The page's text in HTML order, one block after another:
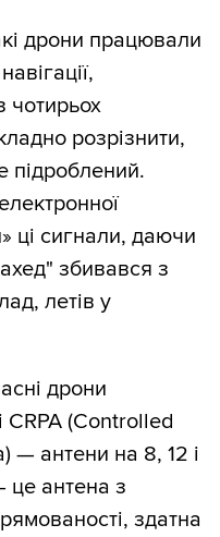
дрони працювали
чотирьох
розрізнити,
підроблений.
ці сигнали, даючи
збивався з
летів у
дрони
CRPA (Controlled
— антени на 8, 12 і
це антена з
здатна